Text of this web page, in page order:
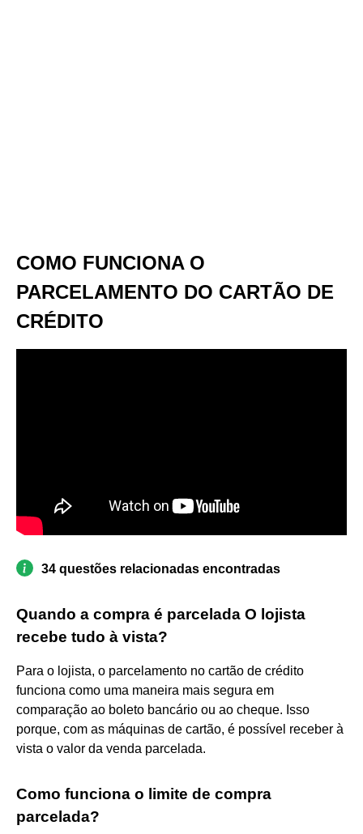
COMO FUNCIONA O
PARCELAMENTO DO CARTÃO DE
CRÉDITO
34 questões relacionadas encontradas
Quando a compra é parcelada O lojista
recebe tudo à vista?
Para o lojista, o parcelamento no cartão de crédito
funciona como uma maneira mais segura em
comparação ao boleto bancário ou ao cheque. Isso
porque, com as máquinas de cartão, é possível receber à
vista o valor da venda parcelada.
Como funciona o limite de compra
parcelada?